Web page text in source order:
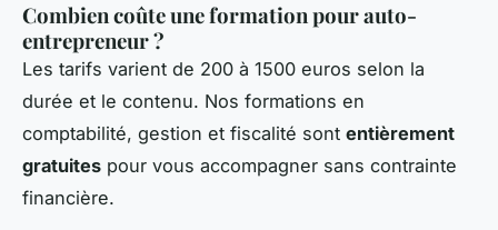
Combien coûte une formation pour auto-
entrepreneur ?
Les tarifs varient de 200 à 1500 euros selon la
durée et le contenu. Nos formations en
comptabilité, gestion et fiscalité sont entièrement
gratuites pour vous accompagner sans contrainte
financière.